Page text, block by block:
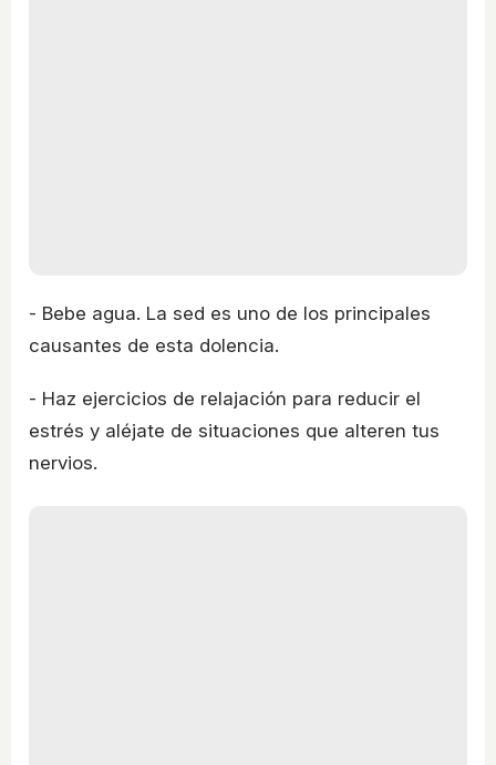
- Bebe agua. La sed es uno de los principales
causantes de esta dolencia.
- Haz ejercicios de relajación para reducir el
estrés y aléjate de situaciones que alteren tus
nervios.